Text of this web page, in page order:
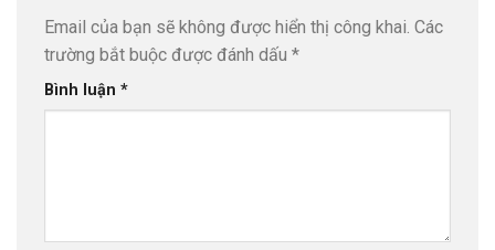
Email của bạn sẽ không được hiển thị công khai. Các
trường bắt buộc được đánh dấu *
Bình luận *